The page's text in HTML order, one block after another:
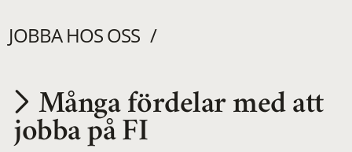
JOBBA HOS OSS
Utvecklas på en
Många fördelar med att
jobba på FI